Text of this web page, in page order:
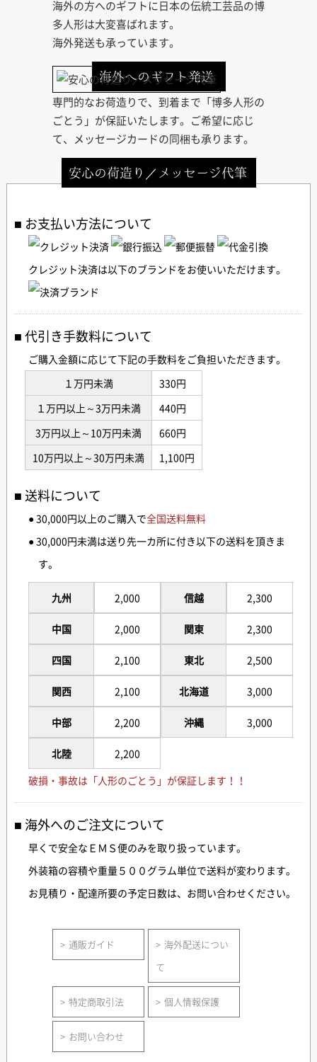
海外へのギフト発送
海外の方へのギフトに日本の伝統工芸品の博
多人形は大変喜ばれます。
海外発送も承っています。
安心の荷造り／メッセージ代筆
専門的なお荷造りで、到着まで「博多人形の
ごとう」が保証いたします。ご希望に応じ
て、メッセージカードの同梱も承ります。
お支払い方法について
クレジット決済は以下のブランドをお使いいただけます。
代引き手数料について
ご購入金額に応じて下記の手数料をご負担いただきます。
１万円未満
330円
１万円以上～3万円未満
440円
3万円以上～10万円未満
660円
10万円以上～30万円未満
1,100円
送料について
● 30,000円以上のご購入で全国送料無料
● 30,000円未満は送り先一カ所に付き以下の送料を頂きま
す。
九州
中国
四国
関西
中部
北陸
2,000
2,000
2,100
2,100
2,200
2,200
信越
関東
東北
北海道
沖縄
2,300
2,300
2,500
3,000
3,000
破損・事故は「人形のごとう」が保証します！！
海外へのご注文について
早くで安全なＥＭＳ便のみを取り扱っています。
外装箱の容積や重量５００グラム単位で送料が変わります。
お見積り・配達所要の予定日数は、お問い合わせください。
通販ガイド
海外配送につい
て
特定商取引法 個人情報保護
お問い合わせ